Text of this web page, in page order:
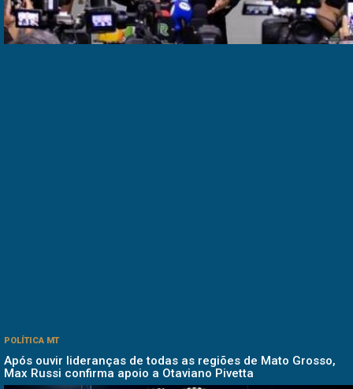
POLÍTICA MT
Após ouvir lideranças de todas as regiões de Mato Grosso,
Max Russi confirma apoio a Otaviano Pivetta